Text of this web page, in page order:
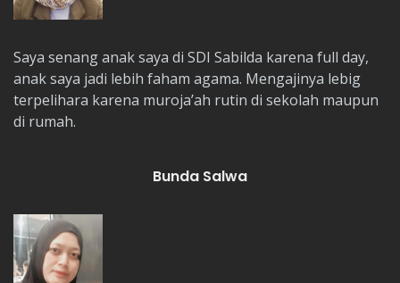
Saya senang anak saya di SDI Sabilda karena full day,
anak saya jadi lebih faham agama. Mengajinya lebig
terpelihara karena muroja’ah rutin di sekolah maupun
di rumah.
Bunda Salwa